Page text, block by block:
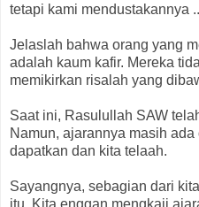
tetapi kami mendustakannya
Jelaslah bahwa orang yang
adalah kaum kafir. Mereka
memikirkan risalah yang
Saat ini, Rasulullah SAW
Namun, ajarannya masih
dapatkan dan kita telaah.
Sayangnya, sebagian dari
itu. Kita enggan mengkaji